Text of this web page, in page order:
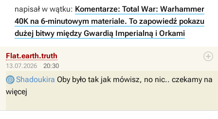
napisał w wątku: Komentarze: Total War: Warhammer
40K na 6-minutowym materiale. To zapowiedź pokazu
dużej bitwy między Gwardią Imperialną i Orkami
13.07.2026 20:30
Flat.earth.truth
Shadoukira Oby było tak jak mówisz, no nic.. czekamy na
więcej